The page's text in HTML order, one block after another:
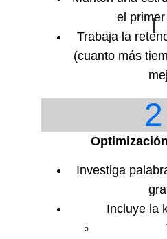
el
Trabaja la
(cuanto más
2
Investiga
Incluye la